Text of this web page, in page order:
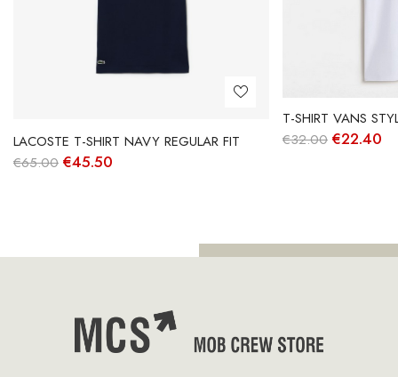
LACOSTE T-SHIRT NAVY REGULAR FIT
€65.00 O
€45.50
T-SHIRT VANS
€32.00 O
€22.40